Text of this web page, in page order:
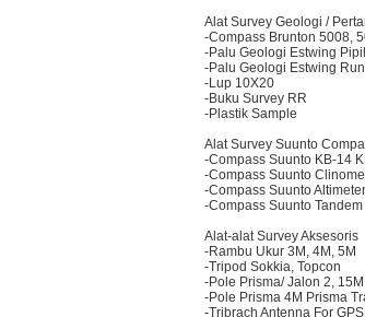
Alat Survey Geologi /
-Compass Brunton 5008,
-Palu Geologi Estwing
-Palu Geologi Estwing
-Lup 10X20
-Buku Survey RR
-Plastik Sample
Alat Survey Suunto
-Compass Suunto KB-14
-Compass Suunto
-Compass Suunto
-Compass Suunto
Alat-alat Survey Aksesoris
-Rambu Ukur 3M, 4M, 5M
-Tripod Sokkia, Topcon
-Pole Prisma/ Jalon 2, 15M
-Pole Prisma 4M Prisma
-Tribrach Antenna For GPS